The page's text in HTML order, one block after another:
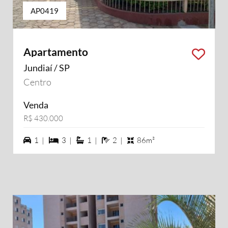
AP0419
Apartamento
Jundiaí / SP
Centro
Venda
R$ 430.000
1 vagas na garagem
1 | 3 dormiórios
3 | 1 suítes
1 | 2 banheiros
2 | 86m²